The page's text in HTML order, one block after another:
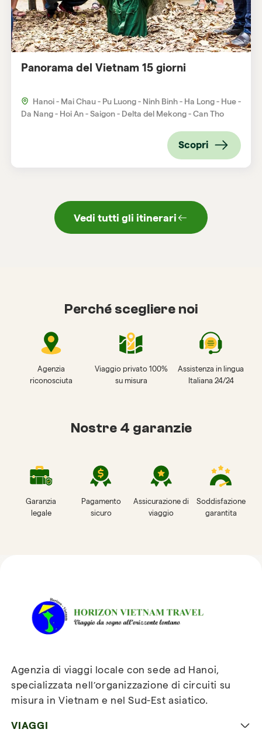
Panorama del Vietnam 15 giorni
Hanoi - Mai Chau - Pu Luong - Ninh Binh - Ha Long - Hue -
Da Nang - Hoi An - Saigon - Delta del Mekong - Can Tho
Scopri
Vedi tutti gli itinerari
Perché scegliere noi
Agenzia
riconosciuta
Viaggio privato 100%
su misura
Assistenza in lingua
Italiana 24/24
Nostre 4 garanzie
Garanzia
legale
Pagamento
sicuro
Assicurazione di
viaggio
Soddisfazione
garantita
Vietnam Travel
Agenzia di viaggi locale con sede ad Hanoi,
specializzata nell’organizzazione di circuiti su
misura in Vietnam e nel Sud-Est asiatico.
VIAGGI